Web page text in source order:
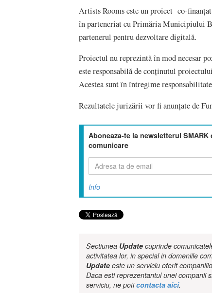
Artists Rooms este un proiect co-
în parteneriat cu Primăria Municipiului
partenerul pentru dezvoltare digitală.
Proiectul nu reprezintă în mod necesar
este responsabilă de conținutul
Acestea sunt în întregime
Rezultatele jurizării vor fi anunţate de
Aboneaza-te la newsletterul
comunicare
Info
Sectiunea Update cuprinde
activitatea lor, in special in domeniile
Update este un serviciu oferit
Daca esti reprezentantul unei companii
serviciu, ne poticontacta aici.